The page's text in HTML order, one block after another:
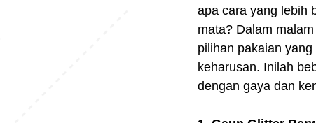
apa cara yang lebih
mata? Dalam
pilihan pakaian
keharusan. Inilah
dengan gaya dan